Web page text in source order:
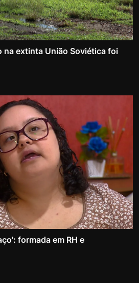
na extinta União Soviética foi
formada em RH e